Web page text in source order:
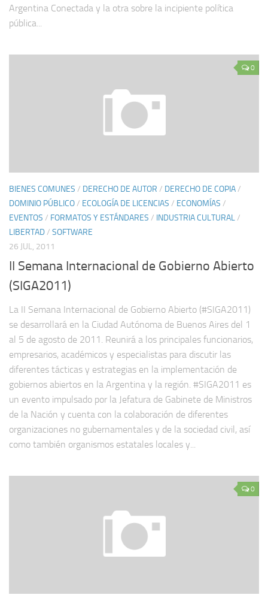
Argentina Conectada y la otra sobre la incipiente política
pública...
0
BIENES COMUNES / DERECHO DE AUTOR / DERECHO DE COPIA/
DOMINIO PÚBLICO/ ECOLOGÍA DE LICENCIAS / ECONOMÍAS /
EVENTOS / FORMATOS Y ESTÁNDARES / INDUSTRIA CULTURAL/
LIBERTAD/ SOFTWARE
26 JUL, 2011
II Semana Internacional de Gobierno Abierto
(SIGA2011)
La II Semana Internacional de Gobierno Abierto (#SIGA2011)
se desarrollará en la Ciudad Autónoma de Buenos Aires del 1
al 5 de agosto de 2011. Reunirá a los principales funcionarios,
empresarios, académicos y especialistas para discutir las
diferentes tácticas y estrategias en la implementación de
gobiernos abiertos en la Argentina y la región. #SIGA2011 es
un evento impulsado por la Jefatura de Gabinete de Ministros
de la Nación y cuenta con la colaboración de diferentes
organizaciones no gubernamentales y de la sociedad civil, así
como también organismos estatales locales y...
0